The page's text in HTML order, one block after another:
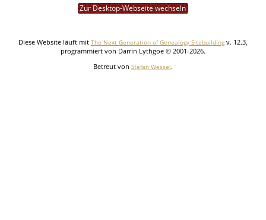
Zur Desktop-Webseite wechseln
Diese Website läuft mit The Next Generation of Genealogy Sitebuilding v. 12.3,
programmiert von Darrin Lythgoe © 2001-2026.
Betreut von Stefan Wessel.